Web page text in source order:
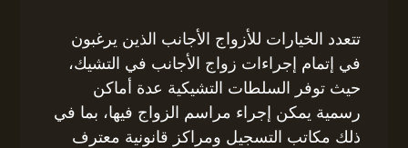
تتعدد الخيارات للأزواج الأجانب الذين يرغبون
في إتمام إجراءات زواج الأجانب في التشيك،
حيث توفر السلطات التشيكية عدة أماكن
رسمية يمكن إجراء مراسم الزواج فيها، بما في
ذلك مكاتب التسجيل ومراكز قانونية معترف